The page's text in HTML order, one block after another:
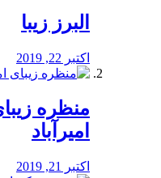
البرز زیبا
اکتبر 22, 2019
منظره‌‌
امیرآباد
اکتبر 21, 2019